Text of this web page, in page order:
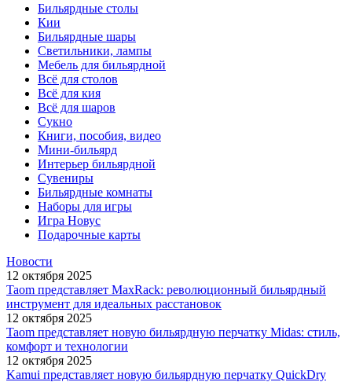
Бильярдные столы
Кии
Бильярдные шары
Светильники, лампы
Мебель для бильярдной
Всё для столов
Всё для кия
Всё для шаров
Сукно
Книги, пособия, видео
Мини-бильярд
Интерьер бильярдной
Сувениры
Бильярдные комнаты
Наборы для игры
Игра Новус
Подарочные карты
Новости
12 октября 2025
Taom представляет MaxRack: революционный бильярдный
инструмент для идеальных расстановок
12 октября 2025
Taom представляет новую бильярдную перчатку Midas: стиль,
комфорт и технологии
12 октября 2025
Kamui представляет новую бильярдную перчатку QuickDry